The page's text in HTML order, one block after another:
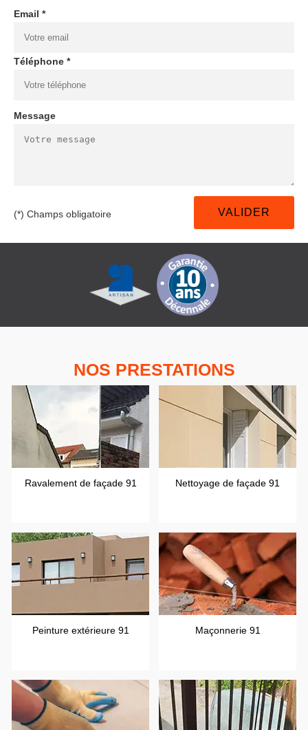
Email *
Téléphone *
Message
(*) Champs obligatoire
NOS PRESTATIONS
Ravalement de façade 91 Nettoyage de façade 91
Peinture extérieure 91 Maçonnerie 91